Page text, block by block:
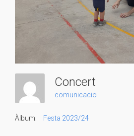
Concert
comunicacio
Àlbum: Festa 2023/24